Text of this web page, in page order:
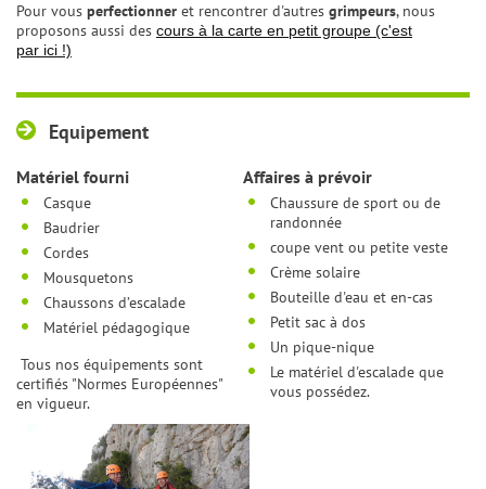
Pour vous perfectionner et rencontrer d'autres grimpeurs, nous
proposons aussi des cours à la carte en petit groupe (c'est
par ici !)
Equipement
Matériel fourni
Casque
Baudrier
Cordes
Mousquetons
Chaussons d’escalade
Matériel pédagogique
Tous nos équipements sont
certifiés "Normes Européennes"
en vigueur.
Affaires à prévoir
Chaussure de sport ou de
randonnée
coupe vent ou petite veste
Crème solaire
Bouteille d'eau et en-cas
Petit sac à dos
Un pique-nique
Le matériel d'escalade que
vous possédez.